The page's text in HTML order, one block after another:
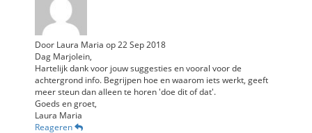
Door Laura Maria op22 Sep 2018
Dag Marjolein,
Hartelijk dank voor jouw suggesties en vooral voor de
achtergrond info. Begrijpen hoe en waarom iets werkt, geeft
meer steun dan alleen te horen 'doe dit of dat'.
Goeds en groet,
Laura Maria
Reageren